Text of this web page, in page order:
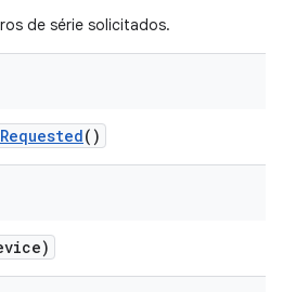
de série solicitados.
Requested()